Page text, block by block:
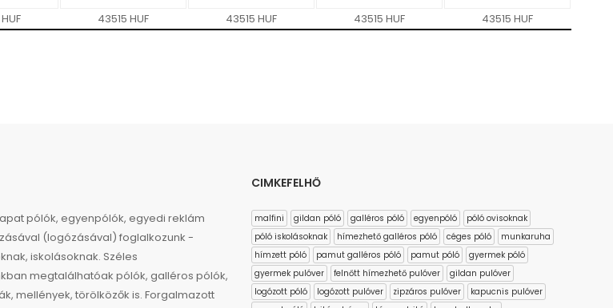
43515 HUF 43515 HUF 43515 HUF 43515 HUF
pólók, egyenpólók, egyedi reklám
(logózásával) foglalkozunk -
iskolásoknak. Széles
megtalálhatóak pólók, galléros pólók,
mellények, törölközők is. Forgalmazott
CIMKEFELHŐ
malfini gildan póló galléros póló egyenpóló
póló ovisoknak
póló iskolásoknak
hímezhető galléros póló céges póló
munkaruha
hímzett póló
pamut galléros póló pamut póló
gyermek póló
gyermek pulóver
felnőtt hímezhető pulóver
gildan pulóver
logózott póló
logózott pulóver zipzáros pulóver
kapucnis pulóver